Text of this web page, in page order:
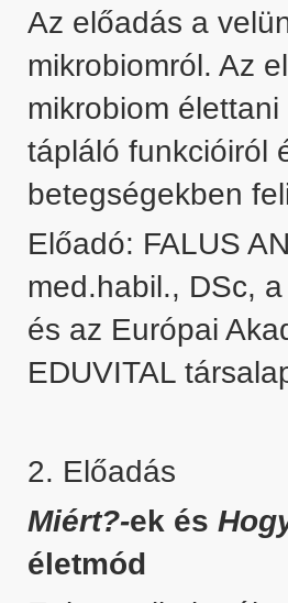
Az előadás a
mikrobiomról. Az
mikrobiom
tápláló funkcióiról
betegségekben
Előadó: FALUS
med.habil., DSc,
és az Európai
EDUVITAL
2. Előadás
Miért?-ek és
életmód